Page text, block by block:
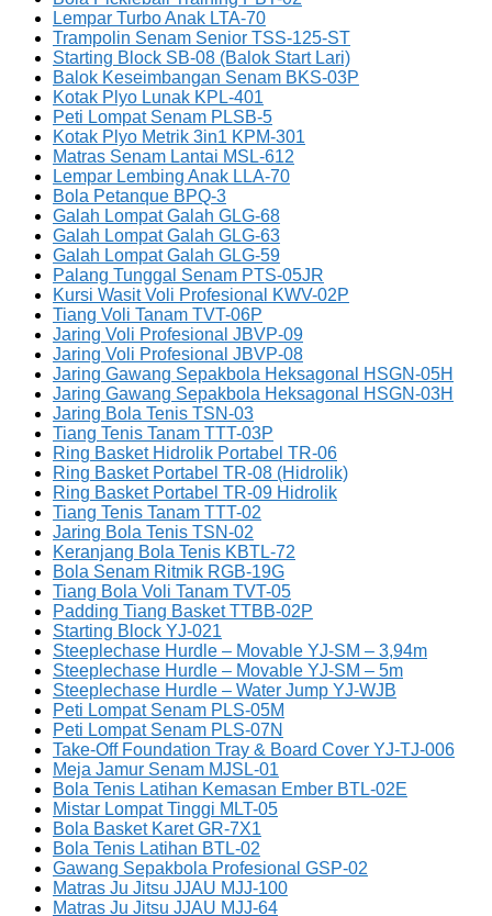
Lempar Turbo Anak LTA-70
Trampolin Senam Senior TSS-125-ST
Starting Block SB-08 (Balok Start Lari)
Balok Keseimbangan Senam BKS-03P
Kotak Plyo Lunak KPL-401
Peti Lompat Senam PLSB-5
Kotak Plyo Metrik 3in1 KPM-301
Matras Senam Lantai MSL-612
Lempar Lembing Anak LLA-70
Bola Petanque BPQ-3
Galah Lompat Galah GLG-68
Galah Lompat Galah GLG-63
Galah Lompat Galah GLG-59
Palang Tunggal Senam PTS-05JR
Kursi Wasit Voli Profesional KWV-02P
Tiang Voli Tanam TVT-06P
Jaring Voli Profesional JBVP-09
Jaring Voli Profesional JBVP-08
Jaring Gawang Sepakbola Heksagonal HSGN-05H
Jaring Gawang Sepakbola Heksagonal HSGN-03H
Jaring Bola Tenis TSN-03
Tiang Tenis Tanam TTT-03P
Ring Basket Hidrolik Portabel TR-06
Ring Basket Portabel TR-08 (Hidrolik)
Ring Basket Portabel TR-09 Hidrolik
Tiang Tenis Tanam TTT-02
Jaring Bola Tenis TSN-02
Keranjang Bola Tenis KBTL-72
Bola Senam Ritmik RGB-19G
Tiang Bola Voli Tanam TVT-05
Padding Tiang Basket TTBB-02P
Starting Block YJ-021
Steeplechase Hurdle – Movable YJ-SM – 3,94m
Steeplechase Hurdle – Movable YJ-SM – 5m
Steeplechase Hurdle – Water Jump YJ-WJB
Peti Lompat Senam PLS-05M
Peti Lompat Senam PLS-07N
Take-Off Foundation Tray & Board Cover YJ-TJ-006
Meja Jamur Senam MJSL-01
Bola Tenis Latihan Kemasan Ember BTL-02E
Mistar Lompat Tinggi MLT-05
Bola Basket Karet GR-7X1
Bola Tenis Latihan BTL-02
Gawang Sepakbola Profesional GSP-02
Matras Ju Jitsu JJAU MJJ-100
Matras Ju Jitsu JJAU MJJ-64